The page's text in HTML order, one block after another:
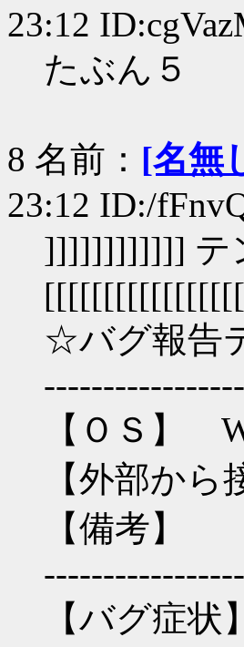
23:12
たぶん５
8 名前： [名無
23:12 ID:/
]]]]]]]]]]]] テ
☆バグ報告
【ＯＳ】
【外部か
【備考】
【バグ症状】